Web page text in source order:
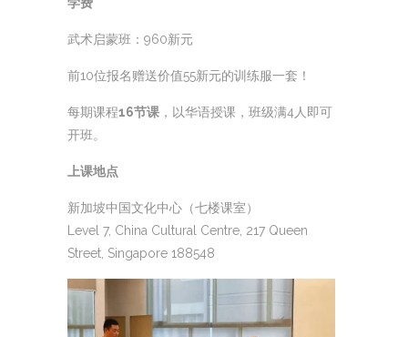
学费
武术启蒙班：960新元
前10位报名赠送价值55新元的训练服一套！
每期课程16节课 ，以华语授课，班级满4人即可
开班。
上课地点
新加坡中国文化中心（七楼课室）
Level 7, China Cultural Centre, 217 Queen
Street, Singapore 188548